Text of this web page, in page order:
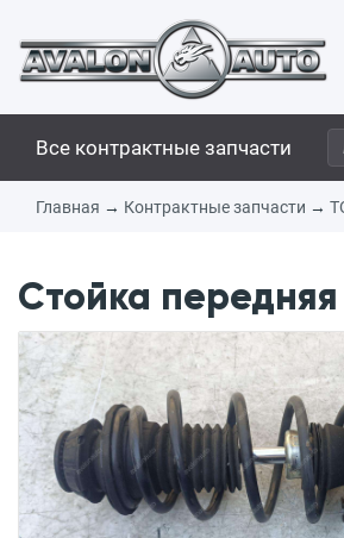
Все контрактные запчасти
Главная → Контрактные запчасти →
Стойка передняя